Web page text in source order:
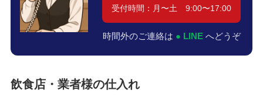
受付時間：月〜土 9:00〜17:00
時間外のご連絡は ● LINE へどうぞ
飲食店・業者様の仕入れ